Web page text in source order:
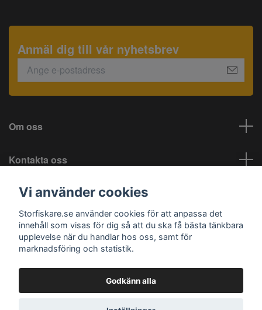
Anmäl dig till vår nyhetsbrev
Om oss
Kontakta oss
Information
Sociala medier
© 2026 Storfiskare.se
Vi använder cookies
Storfiskare.se använder cookies för att anpassa det
innehåll som visas för dig så att du ska få bästa tänkbara
upplevelse när du handlar hos oss, samt för
marknadsföring och statistik.
Godkänn alla